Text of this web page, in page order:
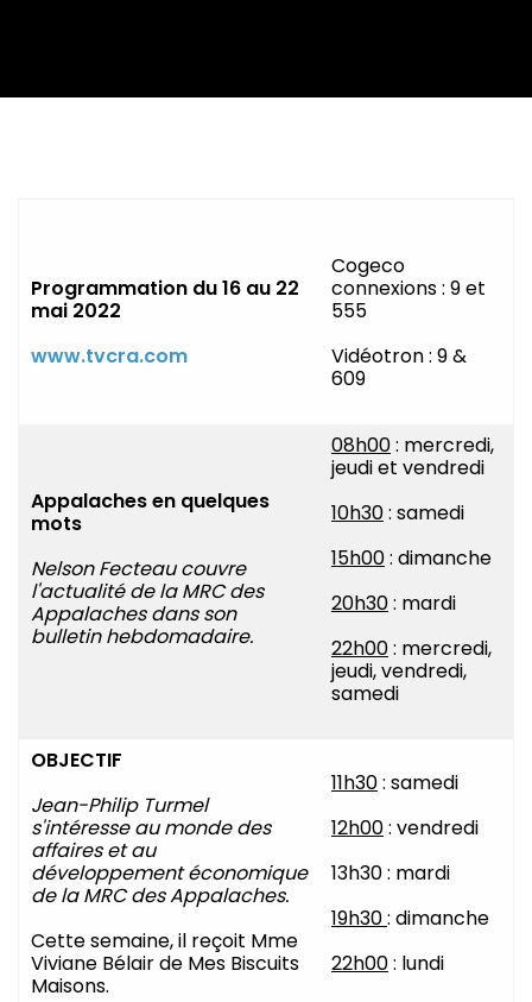
Programmation du16 au 22
mai 2022
www.tvcra.com
Cogeco
connexions : 9 et
555
Vidéotron : 9 &
609
Appalaches en quelques
mots
Nelson Fecteau couvre
l'actualité de la MRC des
Appalaches dans son
bulletin hebdomadaire.
08h00: mercredi,
jeudi et vendredi
10h30: samedi
15h00: dimanche
20h30: mardi
22h00: mercredi,
jeudi, vendredi,
samedi
OBJECTIF
Jean-Philip Turmel
s'intéresse au monde des
affaires et au
développement économique
de la MRC des Appalaches.
Cette semaine, il reçoit Mme
Viviane Bélair de Mes Biscuits
Maisons.
11h30: samedi
12h00: vendredi
13h30 : mardi
19h30: dimanche
22h00: lundi